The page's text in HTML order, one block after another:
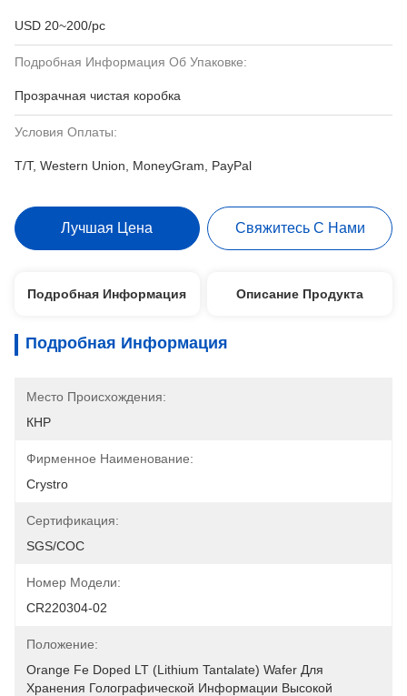
USD 20~200/pc
Подробная Информация Об Упаковке:
Прозрачная чистая коробка
Условия Оплаты:
T/T, Western Union, MoneyGram, PayPal
Лучшая Цена Свяжитесь С Нами
Подробная Информация Описание Продукта
Подробная Информация
Место Происхождения:
КНР
Фирменное Наименование:
Crystro
Сертификация:
SGS/COC
Номер Модели:
CR220304-02
Положение:
Orange Fe Doped LT (Lithium Tantalate) Wafer Для
Хранения Голографической Информации Высокой